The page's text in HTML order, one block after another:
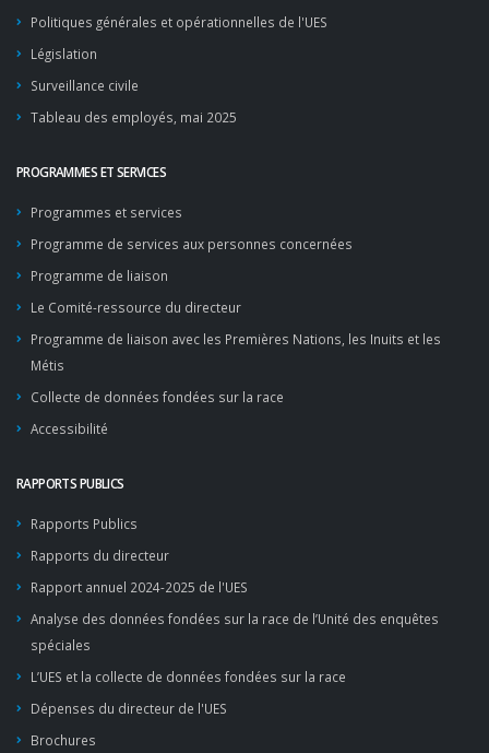
Politiques générales et opérationnelles de l'UES
Législation
Surveillance civile
Tableau des employés, mai 2025
PROGRAMMES ET SERVICES
Programmes et services
Programme de services aux personnes concernées
Programme de liaison
Le Comité-ressource du directeur
Programme de liaison avec les Premières Nations, les Inuits et les
Métis
Collecte de données fondées sur la race
Accessibilité
RAPPORTS PUBLICS
Rapports Publics
Rapports du directeur
Rapport annuel 2024-2025 de l'UES
Analyse des données fondées sur la race de l’Unité des enquêtes
spéciales
L’UES et la collecte de données fondées sur la race
Dépenses du directeur de l'UES
Brochures